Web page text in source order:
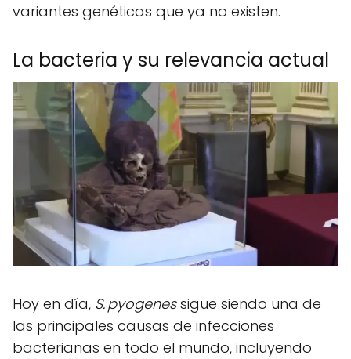
variantes genéticas que ya no existen.
La bacteria y su relevancia actual
Hoy en día, S. pyogenessigue siendo una de
las principales causas de infecciones
bacterianas en todo el mundo, incluyendo